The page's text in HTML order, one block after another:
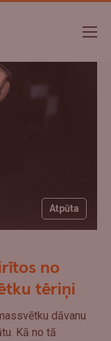
Atpūta
no
tēriņi
dāvanu
Kā no tā